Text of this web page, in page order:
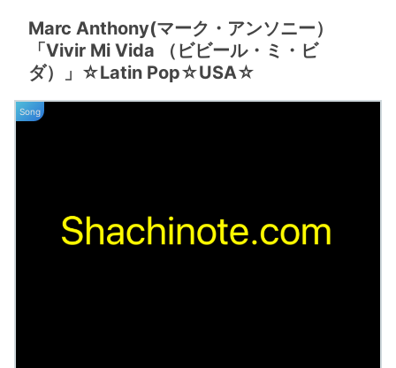
Marc Anthony(マーク・アンソニー）
「Vivir Mi Vida （ビビール・ミ・ビ
ダ）」☆Latin Pop☆USA☆
Song